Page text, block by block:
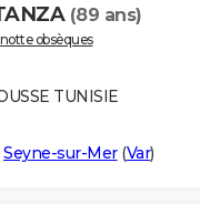
(89 ans)
obsèques
TUNISIE
Seyne-sur-Mer(Var)